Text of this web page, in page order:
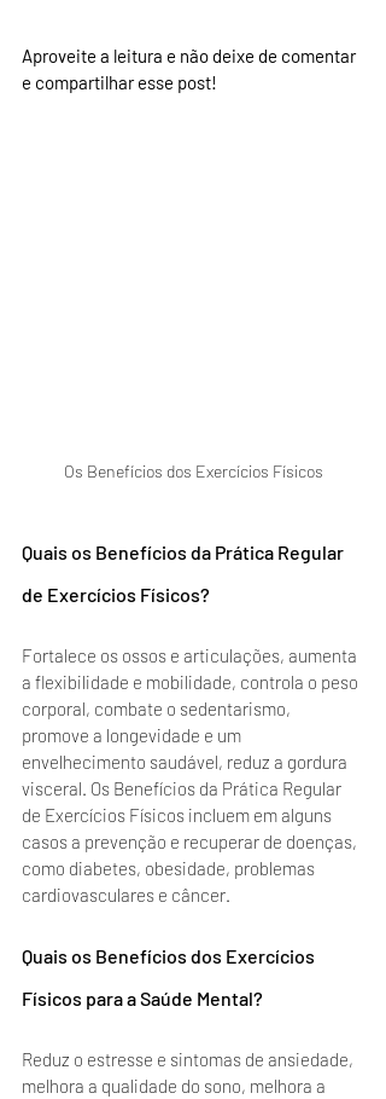
Aproveite a leitura e não deixe de comentar
e compartilhar esse post!
Os Benefícios dos Exercícios Físicos
Quais os Benefícios da Prática Regular
de Exercícios Físicos?
Fortalece os ossos e articulações, aumenta
a flexibilidade e mobilidade, controla o peso
corporal, combate o sedentarismo,
promove a longevidade e um
envelhecimento saudável, reduz a gordura
visceral. Os Benefícios da Prática Regular
de Exercícios Físicos incluem em alguns
casos a prevenção e recuperar de doenças,
como diabetes, obesidade, problemas
cardiovasculares e câncer.
Quais os Benefícios dos Exercícios
Físicos para a Saúde Mental?
Reduz o estresse e sintomas de ansiedade,
melhora a qualidade do sono, melhora a